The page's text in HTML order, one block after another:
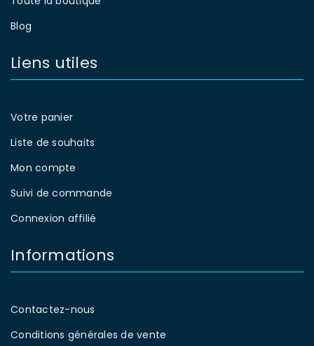
Blog
Liens utiles
Votre panier
Liste de souhaits
Mon compte
Suivi de commande
Connexion affilié
Informations
Contactez-nous
Conditions générales de vente